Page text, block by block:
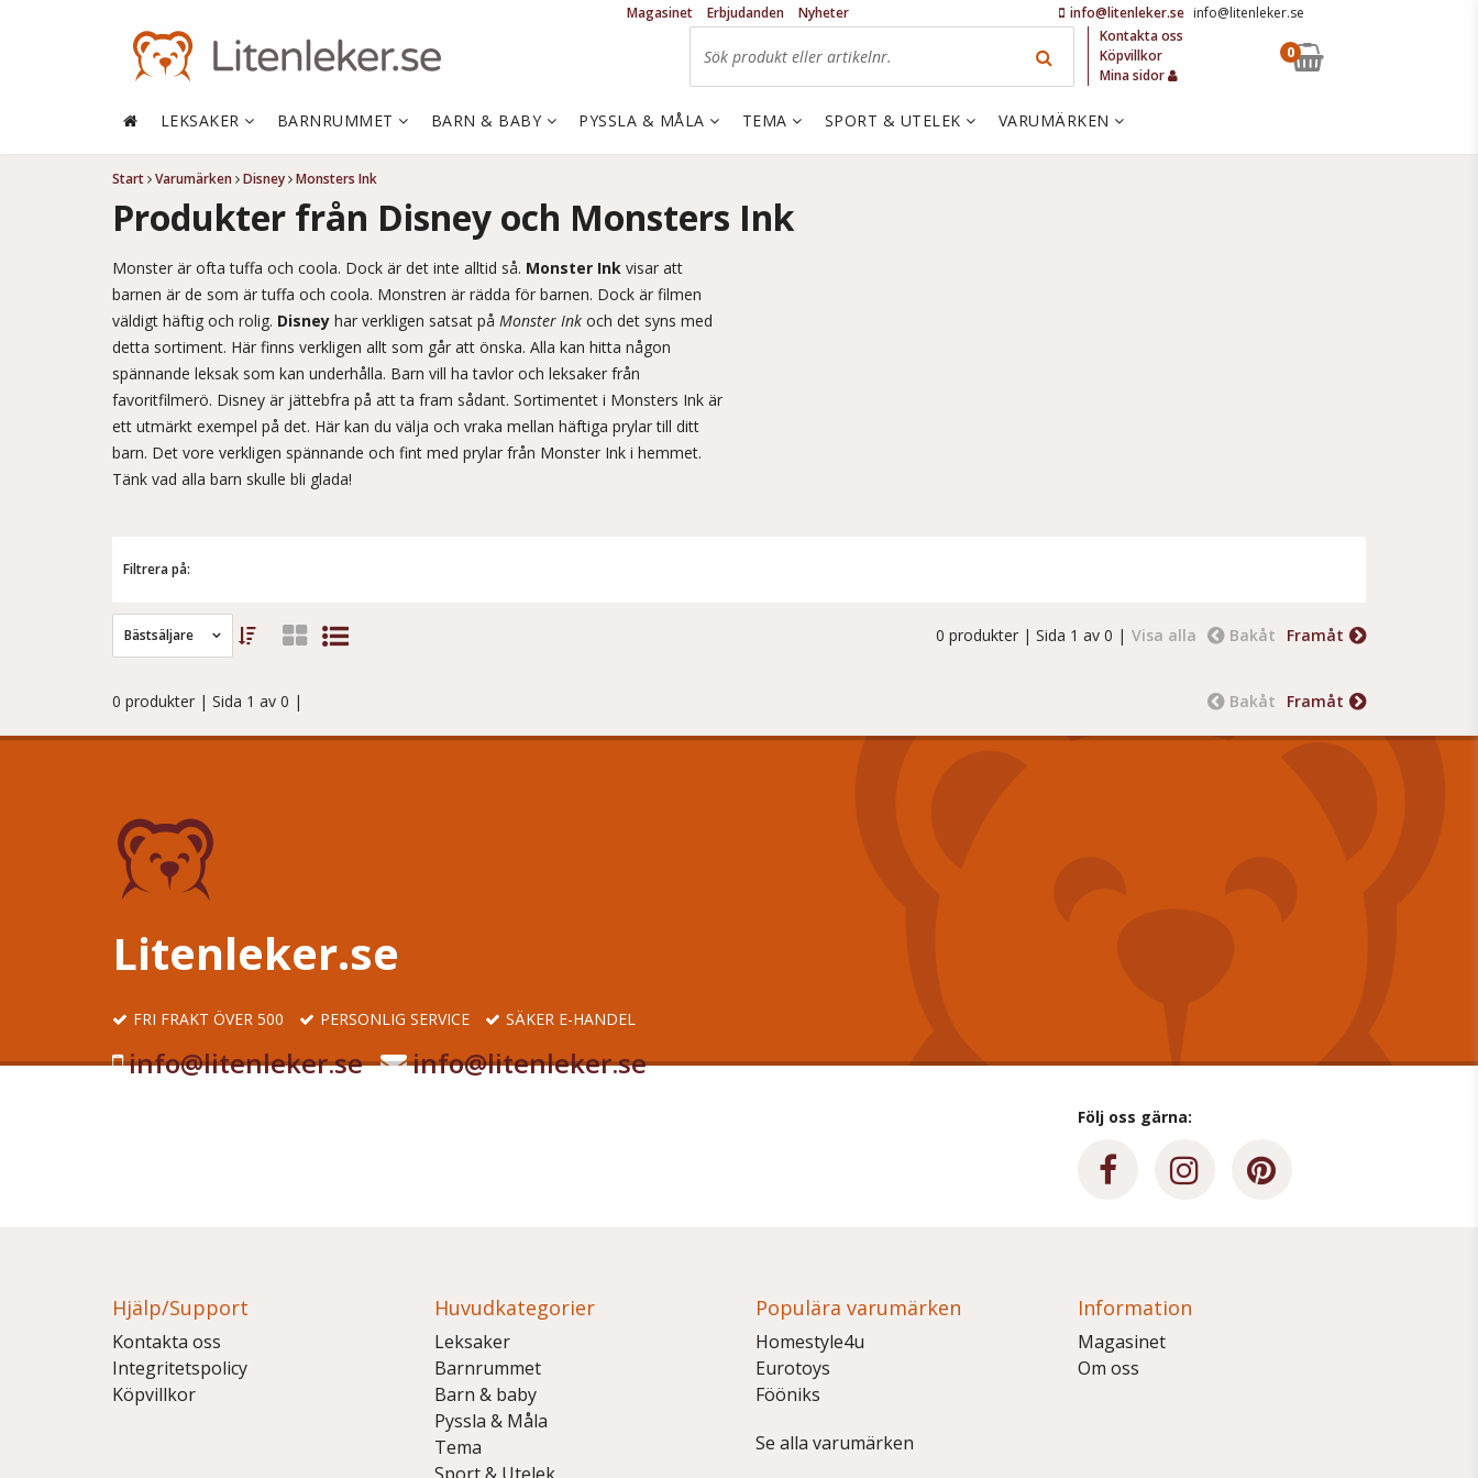
Start Varumärken Disney Monsters Ink
Produkter från Disney och Monsters Ink
Monster är ofta tuffa och coola. Dock är det inte alltid så. Monster Ink visar att
barnen är de som är tuffa och coola. Monstren är rädda för barnen. Dock är filmen
väldigt häftig och rolig. Disney har verkligen satsat på Monster Ink och det syns med
detta sortiment. Här finns verkligen allt som går att önska. Alla kan hitta någon
spännande leksak som kan underhålla. Barn vill ha tavlor och leksaker från
favoritfilmerö. Disney är jättebfra på att ta fram sådant. Sortimentet i Monsters Ink är
ett utmärkt exempel på det. Här kan du välja och vraka mellan häftiga prylar till ditt
barn. Det vore verkligen spännande och fint med prylar från Monster Ink i hemmet.
Tänk vad alla barn skulle bli glada!
Filtrera på:
Bästsäljare Framåt
Bakåt
Visa alla
0 produkter | Sida 1 av 0 |
0 produkter | Sida 1 av 0 | Framåt
Bakåt
Litenleker.se
FRI FRAKT ÖVER 500 PERSONLIG SERVICE SÄKER E-HANDEL
info@litenleker.se info@litenleker.se
Följ oss gärna:
Hjälp/Support
Kontakta oss
Integritetspolicy
Köpvillkor
Huvudkategorier
Leksaker
Barnrummet
Barn & baby
Pyssla & Måla
Tema
Populära varumärken
Homestyle4u
Eurotoys
Fööniks
Se alla varumärken
Information
Magasinet
Om oss
info@litenleker.se info@litenleker.se
Magasinet Erbjudanden
Nyheter
Kontakta oss
Köpvillkor
Mina sidor
0
LEKSAKER BARNRUMMET BARN & BABY PYSSLA & MÅLA TEMA SPORT & UTELEK VARUMÄRKEN